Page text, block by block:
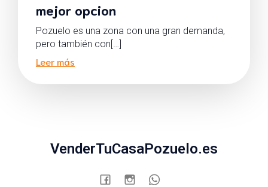
mejor opcion
Pozuelo es una zona con una gran demanda,
pero también con[…]
Leer más
VenderTuCasaPozuelo.es